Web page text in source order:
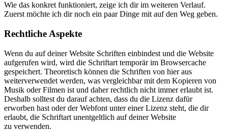
Wie das konkret funktioniert, zeige ich dir im weiteren Verlauf.
Zuerst möchte ich dir noch ein paar Dinge mit auf den Weg geben.
Rechtliche Aspekte
Wenn du auf deiner Website Schriften einbindest und die Website
aufgerufen wird, wird die Schriftart temporär im Browsercache
gespeichert. Theoretisch können die Schriften von hier aus
weiterverwendet werden, was vergleichbar mit dem Kopieren von
Musik oder Filmen ist und daher rechtlich nicht immer erlaubt ist.
Deshalb solltest du darauf achten, dass du die Lizenz dafür
erworben hast oder der Webfont unter einer Lizenz steht, die dir
erlaubt, die Schriftart unentgeltlich auf deiner Website
zu verwenden.